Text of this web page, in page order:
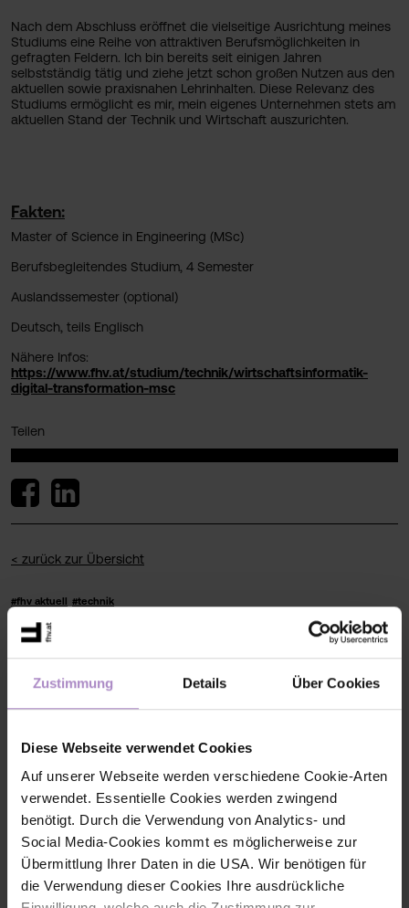
Zustimmung Details Über Cookies
Diese Webseite verwendet Cookies
Auf unserer Webseite werden verschiedene Cookie-Arten
verwendet. Essentielle Cookies werden zwingend
benötigt. Durch die Verwendung von Analytics- und
Social Media-Cookies kommt es möglicherweise zur
Übermittlung Ihrer Daten in die USA. Wir benötigen für
die Verwendung dieser Cookies Ihre ausdrückliche
Nach dem Abschluss eröffnet die vielseitige Ausrichtung meines
Studiums eine Reihe von attraktiven Berufsmöglichkeiten in
gefragten Feldern. Ich bin bereits seit einigen Jahren
selbstständig tätig und ziehe jetzt schon großen Nutzen aus den
aktuellen sowie praxisnahen Lehrinhalten. Diese Relevanz des
Studiums ermöglicht es mir, mein eigenes Unternehmen stets am
aktuellen Stand der Technik und Wirtschaft auszurichten.
Fakten:
Master of Science in Engineering (MSc)
Berufsbegleitendes Studium, 4 Semester
Auslandssemester (optional)
Deutsch, teils Englisch
Nähere Infos:
https://www.fhv.at/studium/technik/wirtschaftsinformatik-
digital-transformation-msc
Teilen
< zurück zur Übersicht
#fhv aktuell #technik
KI-KompassLab: Qualifizierung für die strategische Nutzung